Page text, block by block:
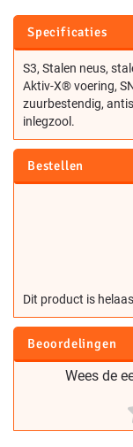
Specificaties
S3, Stalen neus,
Aktiv-X® voering,
zuurbestendig,
inlegzool.
Bestellen
Dit product is
Beoordelingen
Wees de